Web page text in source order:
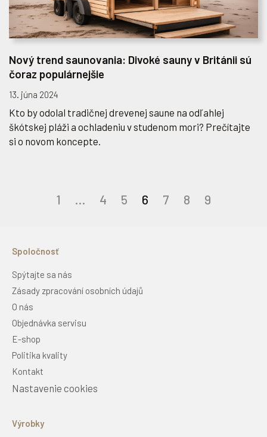
Nový trend saunovania: Divoké sauny v Británii sú
čoraz populárnejšie
13. júna 2024
Kto by odolal tradičnej drevenej saune na odľahlej
škótskej pláži a ochladeniu v studenom mori? Prečítajte
si o novom koncepte.
1 … 4 5 6 7 8 9
Spoločnosť
Spýtajte sa nás
Zásady zpracování osobních údajů
O nás
Objednávka servisu
E-shop
Politika kvality
Kontakt
Nastavenie cookies
Výrobky